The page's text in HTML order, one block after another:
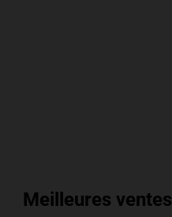
Meilleures ventes